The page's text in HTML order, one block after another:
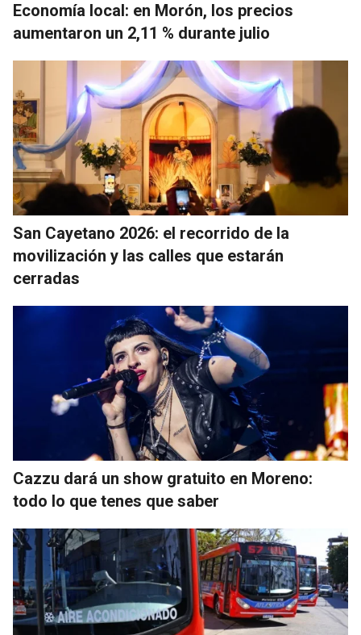
Economía local: en Morón, los precios
aumentaron un 2,11 % durante julio
San Cayetano 2026: el recorrido de la
movilización y las calles que estarán
cerradas
Cazzu dará un show gratuito en Moreno:
todo lo que tenes que saber